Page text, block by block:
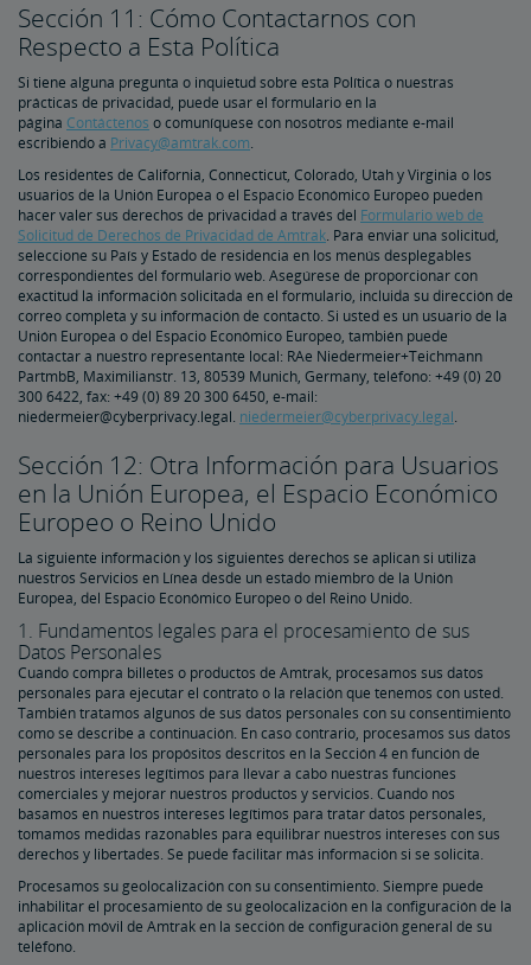
Sección 11: Cómo Contactarnos con
Respecto a Esta Política
Si tiene alguna pregunta o inquietud sobre esta Política o nuestras
prácticas de privacidad, puede usar el formulario en la
página Contáctenos o comuníquese con nosotros mediante e-mail
escribiendo a Privacy@amtrak.com.
Los residentes de California, Connecticut, Colorado, Utah y Virginia o los
usuarios de la Unión Europea o el Espacio Económico Europeo​​​​​​​ pueden
hacer valer sus derechos de privacidad a través del Formulario web de
Solicitud de Derechos de Privacidad de Amtrak. Para enviar una solicitud,
seleccione su País y Estado de residencia en los menús desplegables
correspondientes del formulario web. Asegúrese de proporcionar con
exactitud la información solicitada en el formulario, incluida su dirección de
correo completa y su información de contacto. Si usted es un usuario de la
Unión Europea o del Espacio Económico Europeo, también puede
contactar a nuestro representante local: RAe Niedermeier+Teichmann
PartmbB, Maximilianstr. 13, 80539 Munich, Germany, teléfono: +49 (0) 20
300 6422, fax: +49 (0) 89 20 300 6450, e-mail:
niedermeier@cyberprivacy.legal. niedermeier@cyberprivacy.legal.
Sección 12: Otra Información para Usuarios
en la Unión Europea, el Espacio Económico
Europeo o Reino Unido
La siguiente información y los siguientes derechos se aplican si utiliza
nuestros Servicios en Línea desde un estado miembro de la Unión
Europea, del Espacio Económico Europeo o del Reino Unido.
1. Fundamentos legales para el procesamiento de sus
Datos Personales
Cuando compra billetes o productos de Amtrak, procesamos sus datos
personales para ejecutar el contrato o la relación que tenemos con usted.
También tratamos algunos de sus datos personales con su consentimiento
como se describe a continuación. En caso contrario, procesamos sus datos
personales para los propósitos descritos en la Sección 4 en función de
nuestros intereses legítimos para llevar a cabo nuestras funciones
comerciales y mejorar nuestros productos y servicios. Cuando nos
basamos en nuestros intereses legítimos para tratar datos personales,
tomamos medidas razonables para equilibrar nuestros intereses con sus
derechos y libertades. Se puede facilitar más información si se solicita.
Procesamos su geolocalización con su consentimiento. Siempre puede
inhabilitar el procesamiento de su geolocalización en la configuración de la
aplicación móvil de Amtrak en la sección de configuración general de su
teléfono.